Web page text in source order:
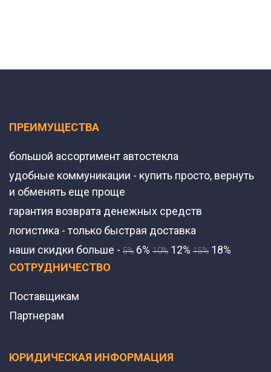
ПРЕИМУЩЕСТВА
большой ассортимент автостекла
удобные коммуникации - купить просто, вернуть
и обменять еще проще
гарантия возврата денежных средств
логистика - только быстрая доставка
наши скидки больше - 5% 6% 10% 12% 15% 18%
СОТРУДНИЧЕСТВО
Поставщикам
Партнерам
ЮРИДИЧЕСКАЯ ИНФОРМАЦИЯ